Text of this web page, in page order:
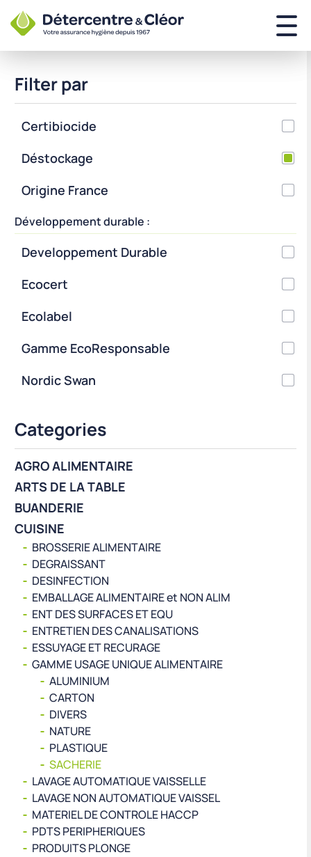
Filter par
Certibiocide
Déstockage
Origine France
Développement durable :
Developpement Durable
Ecocert
Ecolabel
Gamme EcoResponsable
Nordic Swan
Categories
AGRO ALIMENTAIRE
ARTS DE LA TABLE
BUANDERIE
CUISINE
BROSSERIE ALIMENTAIRE
DEGRAISSANT
DESINFECTION
EMBALLAGE ALIMENTAIRE et NON ALIM
ENT DES SURFACES ET EQU
ENTRETIEN DES CANALISATIONS
ESSUYAGE ET RECURAGE
GAMME USAGE UNIQUE ALIMENTAIRE
ALUMINIUM
CARTON
DIVERS
NATURE
PLASTIQUE
SACHERIE
LAVAGE AUTOMATIQUE VAISSELLE
LAVAGE NON AUTOMATIQUE VAISSEL
MATERIEL DE CONTROLE HACCP
PDTS PERIPHERIQUES
PRODUITS PLONGE